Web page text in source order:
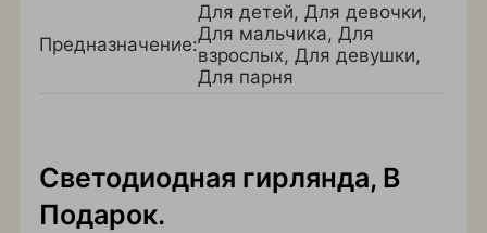
Предназначение:
Для детей, Для девочки,
Для мальчика, Для
взрослых, Для девушки,
Для парня
Светодиодная гирлянда, В
Подарок.